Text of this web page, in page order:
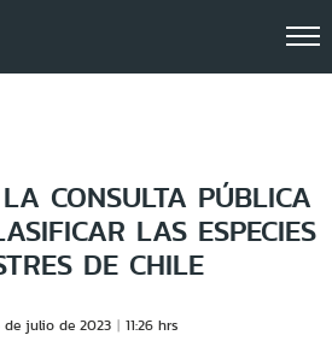
CONSULTA PÚBLICA
LAS ESPECIES
DE CHILE
de julio de 2023 11:26 hrs